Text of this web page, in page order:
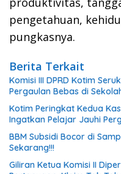
pengetahuan,
pungkasnya.
Berita Terkait
Komisi III DPRD Kotim
Pergaulan Bebas di
Kotim Peringkat Kedua
Ingatkan Pelajar Jauhi
BBM Subsidi Bocor di
Sekarang!!!
Giliran Ketua Komisi II